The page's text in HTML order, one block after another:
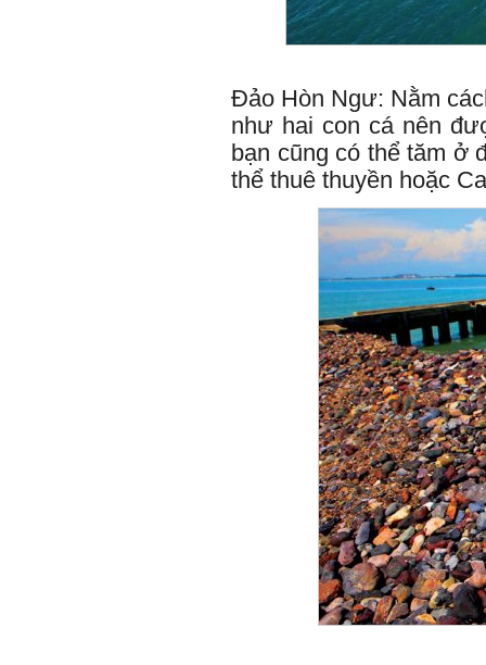
Đảo Hòn Ngư: Nằm
như hai con cá nên
bạn cũng có thể tăm ở
thể thuê thuyền hoặc